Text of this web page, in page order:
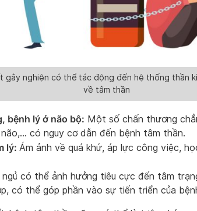
gây nghiện có thể tác động đến hệ thống thần
về tâm thần
bệnh lý ở não bộ: Một số chấn thương
có nguy cơ dẫn đến bệnh tâm thần.
lý: Ám ảnh về quá khứ, áp lực công việc,
ngủ có thể ảnh hưởng tiêu cực đến tâm
có thể góp phần vào sự tiến triển của